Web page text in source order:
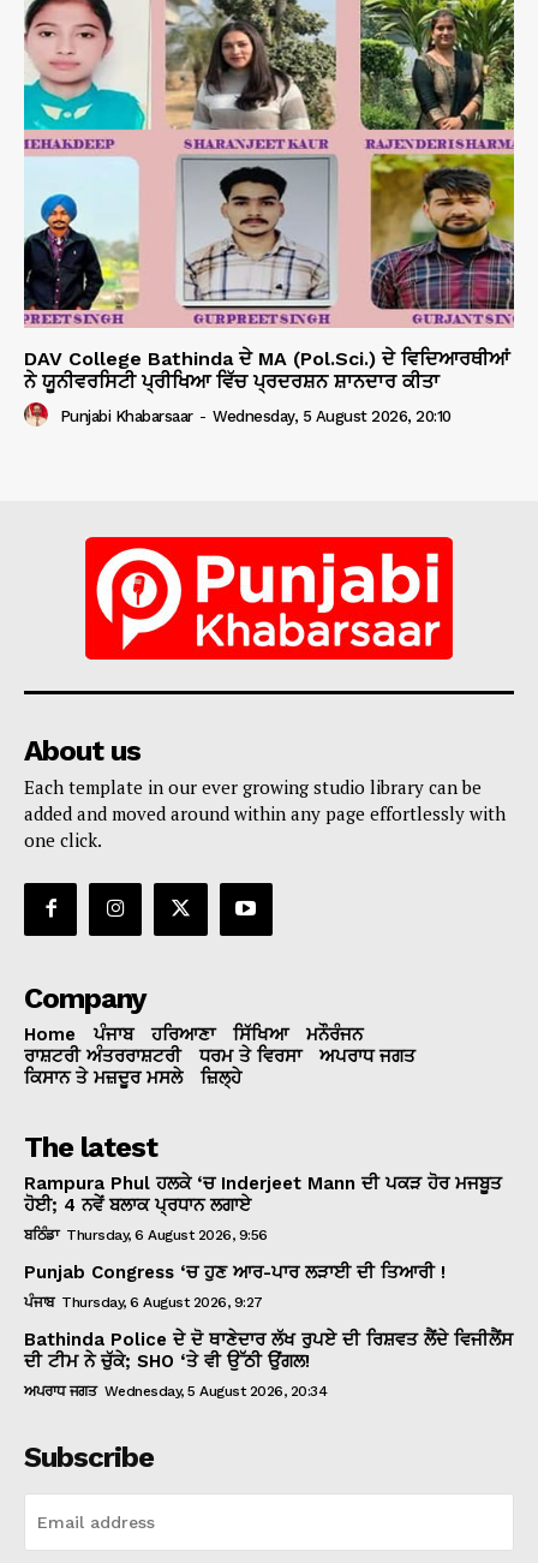
DAV College Bathinda ਦੇ MA (Pol.Sci.) ਦੇ ਵਿਦਿਆਰਥੀਆਂ
ਨੇ ਯੂਨੀਵਰਸਿਟੀ ਪ੍ਰੀਖਿਆ ਵਿੱਚ ਪ੍ਰਦਰਸ਼ਨ ਸ਼ਾਨਦਾਰ ਕੀਤਾ
Punjabi Khabarsaar - Wednesday, 5 August 2026, 20:10
About us
Each template in our ever growing studio library can be
added and moved around within any page effortlessly with
one click.
Company
Home ਪੰਜਾਬ ਹਰਿਆਣਾ ਸਿੱਖਿਆ
ਮਨੌਰੰਜਨ
ਰਾਸ਼ਟਰੀ ਅੰਤਰਰਾਸ਼ਟਰੀ
ਧਰਮ ਤੇ ਵਿਰਸਾ
ਅਪਰਾਧ ਜਗਤ
ਕਿਸਾਨ ਤੇ ਮਜ਼ਦੂਰ ਮਸਲੇ
ਜ਼ਿਲ੍ਹੇ
The latest
Rampura Phul ਹਲਕੇ ‘ਚ Inderjeet Mann ਦੀ ਪਕੜ ਹੋਰ ਮਜਬੂਤ
ਹੋਈ; 4 ਨਵੇਂ ਬਲਾਕ ਪ੍ਰਧਾਨ ਲਗਾਏ
ਬਠਿੰਡਾ Thursday, 6 August 2026, 9:56
Punjab Congress ‘ਚ ਹੁਣ ਆਰ-ਪਾਰ ਲੜਾਈ ਦੀ ਤਿਆਰੀ !
ਪੰਜਾਬ Thursday, 6 August 2026, 9:27
Bathinda Police ਦੇ ਦੋ ਥਾਣੇਦਾਰ ਲੱਖ ਰੁਪਏ ਦੀ ਰਿਸ਼ਵਤ ਲੈਂਦੇ ਵਿਜੀਲੈਂਸ
ਦੀ ਟੀਮ ਨੇ ਚੁੱਕੇ; SHO ‘ਤੇ ਵੀ ਉੱਠੀ ਉਂਗਲ!
ਅਪਰਾਧ ਜਗਤ Wednesday, 5 August 2026, 20:34
Subscribe